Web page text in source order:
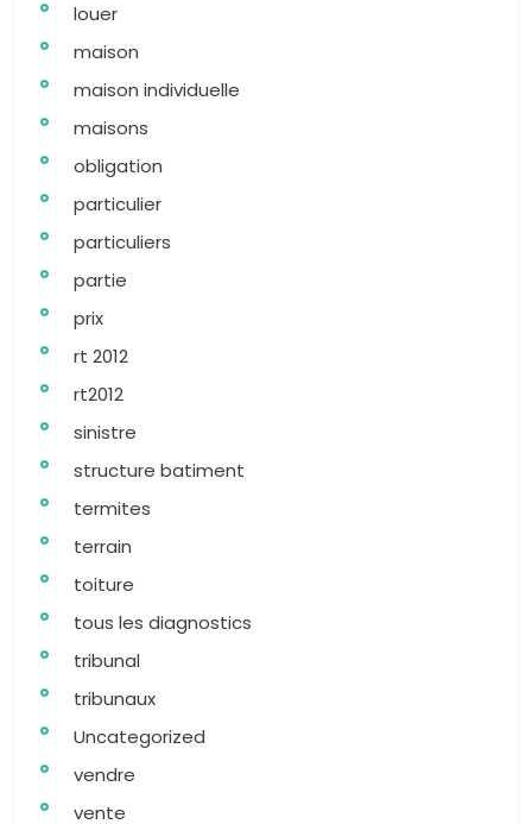
louer
maison
maison individuelle
maisons
obligation
particulier
particuliers
partie
prix
rt 2012
rt2012
sinistre
structure batiment
termites
terrain
toiture
tous les diagnostics
tribunal
tribunaux
Uncategorized
vendre
vente